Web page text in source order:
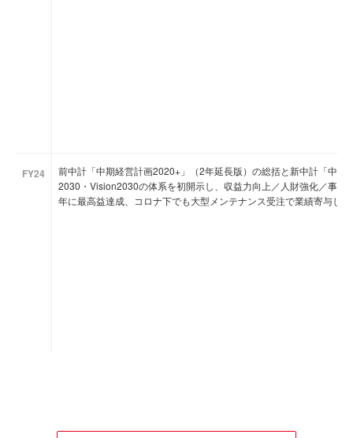
FY24
前中計「中期経営計画2020+」（2年延長版）の総括と新中計「中
2030・Vision2030の体系を初開示し、収益力向上／人財強化／事
年に最高益達成、コロナ下でも大型メンテナンス受注で業績寄与し